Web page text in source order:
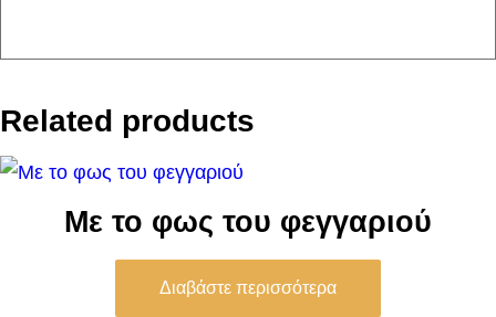
Related products
Με το φως του φεγγαριού
Διαβάστε περισσότερα